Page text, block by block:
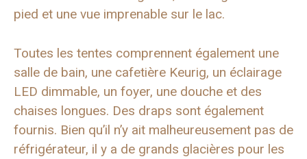
pied et une vue imprenable sur le lac.
Toutes les tentes comprennent également une
salle de bain, une cafetière Keurig, un éclairage
LED dimmable, un foyer, une douche et des
chaises longues. Des draps sont également
fournis. Bien qu’il n’y ait malheureusement pas de
réfrigérateur, il y a de grands glacières pour les